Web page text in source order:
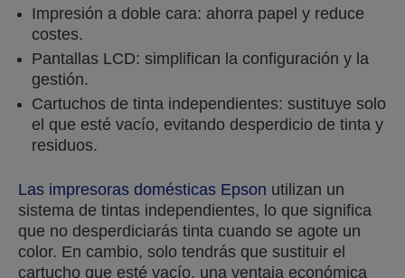
Impresión a doble cara: ahorra papel y reduce
costes.
Pantallas LCD: simplifican la configuración y la
gestión.
Cartuchos de tinta independientes: sustituye solo
el que esté vacío, evitando desperdicio de tinta y
residuos.
Las impresoras domésticas Epson utilizan un
sistema de tintas independientes, lo que significa
que no desperdiciarás tinta cuando se agote un
color. En cambio, solo tendrás que sustituir el
cartucho que esté vacío, una ventaja económica